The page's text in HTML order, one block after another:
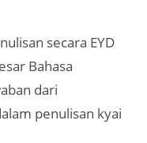
secara EYD
Bahasa
dari
penulisan kyai